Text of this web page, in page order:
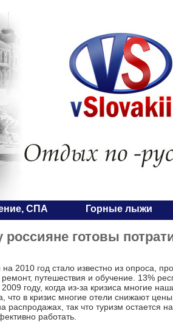
СПА Горные лыжи
россияне готовы
2010 год стало известно из опроса,
путешествия и обучение. 13%
году, когда из-за кризиса многие
что в кризис многие отели снижают
распродажах, так что туризм остается
работать.